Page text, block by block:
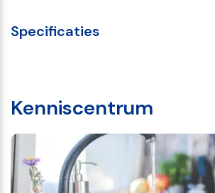
Specificaties
Kenniscentrum